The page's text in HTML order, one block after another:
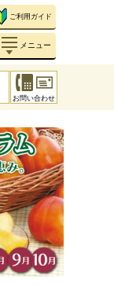
ご利用ガイド
メニュー
お問い合わせ